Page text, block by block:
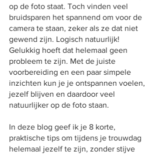
op de foto staat. Toch vinden veel
bruidsparen het spannend om voor de
camera te staan, zeker als ze dat niet
gewend zijn. Logisch natuurlijk!
Gelukkig hoeft dat helemaal geen
probleem te zijn. Met de juiste
voorbereiding en een paar simpele
inzichten kun je je ontspannen voelen,
jezelf blijven en daardoor veel
natuurlijker op de foto staan.
In deze blog geef ik je 8 korte,
praktische tips om tijdens je trouwdag
helemaal jezelf te zijn, zonder stijve